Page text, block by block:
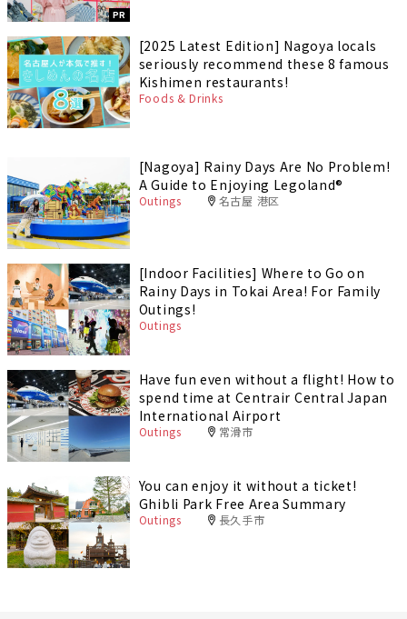
PR
[2025 Latest Edition] Nagoya locals
seriously recommend these 8 famous
Kishimen restaurants!
Foods & Drinks
[Nagoya] Rainy Days Are No Problem!
A Guide to Enjoying Legoland®️
Outings 名古屋 港区
[Indoor Facilities] Where to Go on
Rainy Days in Tokai Area! For Family
Outings!
Outings
Have fun even without a flight! How to
spend time at Centrair Central Japan
International Airport
Outings 常滑市
You can enjoy it without a ticket!
Ghibli Park Free Area Summary
Outings 長久手市